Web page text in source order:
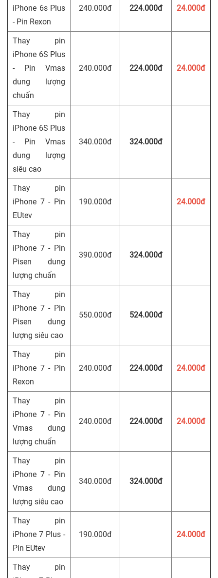
iPhone 6s Plus
- Pin Rexon
240.000đ 224.000đ 24.000đ
Thay pin
iPhone 6S Plus
- Pin Vmas
dung lượng
chuẩn
240.000đ 224.000đ 24.000đ
Thay pin
iPhone 6S Plus
- Pin Vmas
dung lượng
siêu cao
340.000đ 324.000đ
Thay pin
iPhone 7 - Pin
EUtev
190.000đ 24.000đ
Thay pin
iPhone 7 - Pin
Pisen dung
lượng chuẩn
390.000đ 324.000đ
Thay pin
iPhone 7 - Pin
Pisen dung
lượng siêu cao
550.000đ 524.000đ
Thay pin
iPhone 7 - Pin
Rexon
240.000đ 224.000đ 24.000đ
Thay pin
iPhone 7 - Pin
Vmas dung
lượng chuẩn
240.000đ 224.000đ 24.000đ
Thay pin
iPhone 7 - Pin
Vmas dung
lượng siêu cao
340.000đ 324.000đ
Thay pin
iPhone 7 Plus -
Pin EUtev
190.000đ 24.000đ
Thay pin